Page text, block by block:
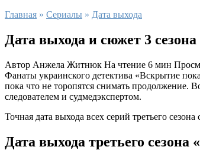
Главная » Сериалы » Дата выхода
Дата выхода и сюжет 3
Автор Анжела Житнюк На чтение 6 мин
Фанаты украинского детектива «Вскрытие
пока что не торопятся снимать продолжение.
следователем и судмедэкспертом.
Точная дата выхода всех серий третьего
Дата выхода третьего